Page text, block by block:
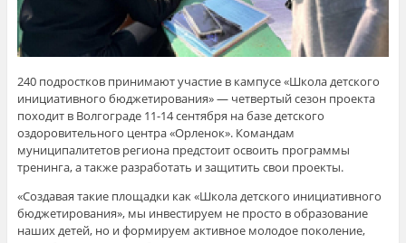
240 подростков принимают участие в кампусе «Школа детского
инициативного бюджетирования» — четвертый сезон проекта
походит в Волгограде 11-14 сентября на базе детского
оздоровительного центра «Орленок». Командам
муниципалитетов региона предстоит освоить программы
тренинга, а также разработать и защитить свои проекты.
«Создавая такие площадки как «Школа детского инициативного
бюджетирования», мы инвестируем не просто в образование
наших детей, но и формируем активное молодое поколение,